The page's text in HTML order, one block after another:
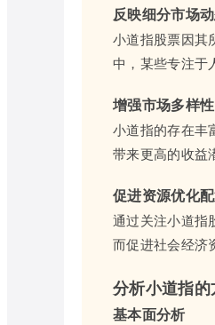
反映细分市场
小道指股票因其
中，某些专注于
增强市场多样性
小道指的存在丰
带来更高的收益
促进资源优化
通过关注小道指
而促进社会经济
分析小道指的
基本面分析